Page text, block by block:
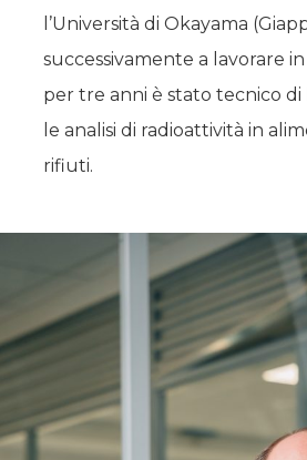
l’Università di Okayama
successivamente a lavorare
per tre anni è stato tecnico
le analisi di radioattività in
rifiuti.